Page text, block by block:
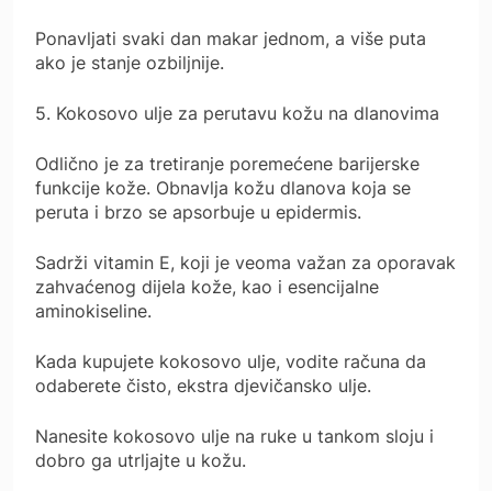
Ponavljati svaki dan makar jednom, a više puta
ako je stanje ozbiljnije.
5. Kokosovo ulje za perutavu kožu na dlanovima
Odlično je za tretiranje poremećene barijerske
funkcije kože. Obnavlja kožu dlanova koja se
peruta i brzo se apsorbuje u epidermis.
Sadrži vitamin E, koji je veoma važan za oporavak
zahvaćenog dijela kože, kao i esencijalne
aminokiseline.
Kada kupujete kokosovo ulje, vodite računa da
odaberete čisto, ekstra djevičansko ulje.
Nanesite kokosovo ulje na ruke u tankom sloju i
dobro ga utrljajte u kožu.